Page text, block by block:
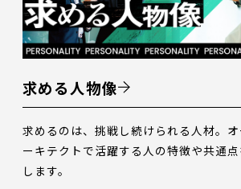
求める人物像
求めるのは、挑戦し続けられる人材。
ーキテクトで活躍する人の特徴や共通
します。